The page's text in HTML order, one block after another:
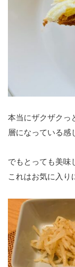
本当にザクザクっ
層になっている感
でもとっても美味
これはお気に入り